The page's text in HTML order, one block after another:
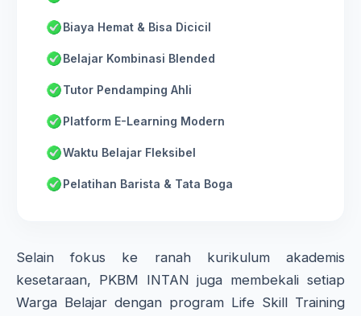
Biaya Hemat & Bisa Dicicil
Belajar Kombinasi Blended
Tutor Pendamping Ahli
Platform E-Learning Modern
Waktu Belajar Fleksibel
Pelatihan Barista & Tata Boga
Selain fokus ke ranah kurikulum akademis
kesetaraan, PKBM INTAN juga membekali setiap
Warga Belajar dengan program Life Skill Training